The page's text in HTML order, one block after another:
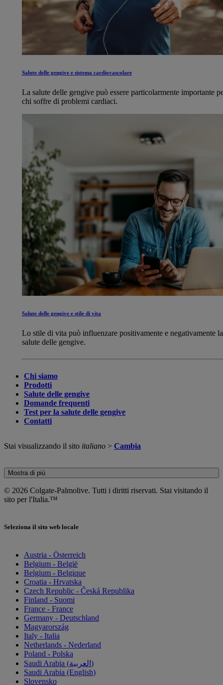
Salute delle gengive e sistema cardiovascolare
La salute delle gengive può essere particolarmente importante
chi soffre di problemi cardiaci.
Salute delle gengive e stile di vita
Lo stile di vita può influenzare positivamente e negativamente la
salute delle gengive.
Chi siamo
Prodotti
Salute delle gengive
Domande frequenti
Test per la salute delle gengive
Contatti
Stai visualizzando il sito italiano > Cambia
Mostra di più
© 2026 Colgate-Palmolive. Tutti i diritti riservati. Stai visitando il
sito per l'Italia.™
Seleziona il sito web locale
Austria - Österreich
Belgium - België
Belgium - Belgique
Croatia - Hrvatska
Czech Republic - Česká Republika
Finland - Suomi
France - France
Germany - Deutschland
Magyarország
Italy - Italia
Netherlands - Nederland
Poland - Polska
Saudi Arabia (العربية)
Saudi Arabia (English)
Slovensko